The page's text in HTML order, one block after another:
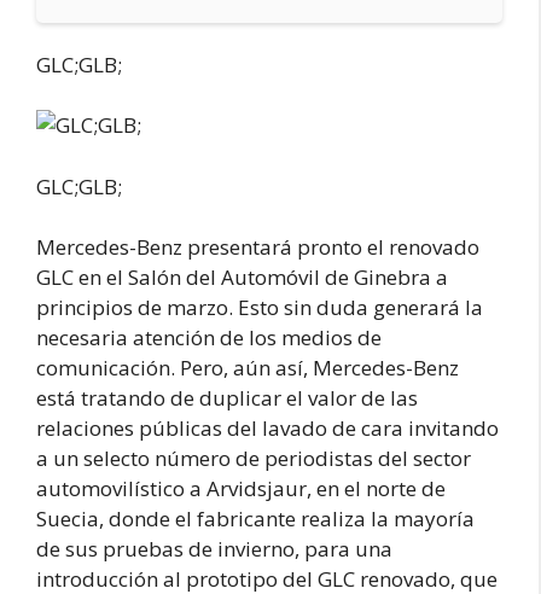
GLC;GLB;
GLC;GLB;
Mercedes-Benz presentará pronto el renovado
GLC en el Salón del Automóvil de Ginebra a
principios de marzo. Esto sin duda generará la
necesaria atención de los medios de
comunicación. Pero, aún así, Mercedes-Benz
está tratando de duplicar el valor de las
relaciones públicas del lavado de cara invitando
a un selecto número de periodistas del sector
automovilístico a Arvidsjaur, en el norte de
Suecia, donde el fabricante realiza la mayoría
de sus pruebas de invierno, para una
introducción al prototipo del GLC renovado, que